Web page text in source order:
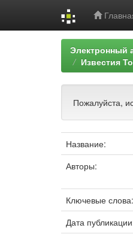
Электронный
Известия
Пожалуйста,
Название:
Авторы:
Ключевые слова:
Дата